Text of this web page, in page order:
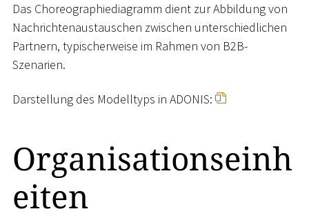
Das Choreographiediagramm dient zur Abbildung von
Nachrichtenaustauschen zwischen unterschiedlichen
Partnern, typischerweise im Rahmen von B2B-
Szenarien.
Darstellung des Modelltyps in ADONIS:
Organisationseinh
eiten